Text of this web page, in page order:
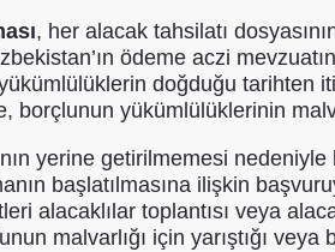
, her alacak tahsilatı
ödeme aczi
doğduğu tarihten
borçlunun yükümlülüklerinin
yerine getirilmemesi
başlatılmasına ilişkin
alacaklılar toplantısı veya
malvarlığı için yarıştığı